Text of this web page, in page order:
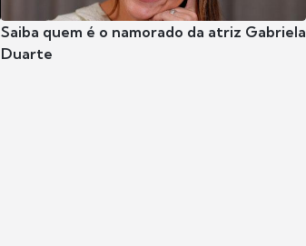
Saiba quem é o namorado da atriz Gabriela
Duarte